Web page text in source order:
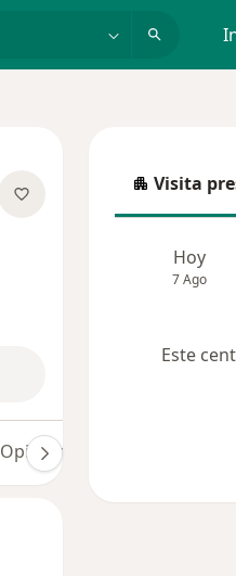
Opiniones (32)
Visita
Visita
Hoy
7 Ago
Este